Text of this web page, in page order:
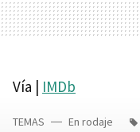
Vía | IMDb
TEMAS En rodaje